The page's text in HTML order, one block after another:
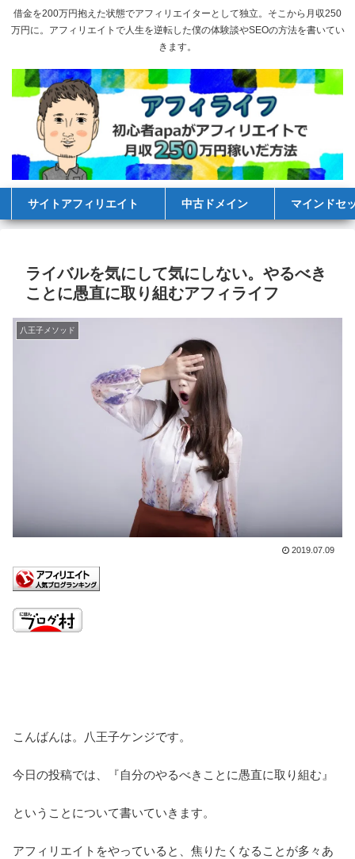
借金を200万円抱えた状態でアフィリエイターとして独立。そこから月収250
万円に。アフィリエイトで人生を逆転した僕の体験談やSEOの方法を書いてい
きます。
サイトアフィリエイト 中古ドメイン マインドセ
ライバルを気にして気にしない。やるべき
ことに愚直に取り組むアフィライフ
八王子メソッド
2019.07.09
こんばんは。八王子ケンジです。
今日の投稿では、『自分のやるべきことに愚直に取り組む』
ということについて書いていきます。
アフィリエイトをやっていると、焦りたくなることが多々あ